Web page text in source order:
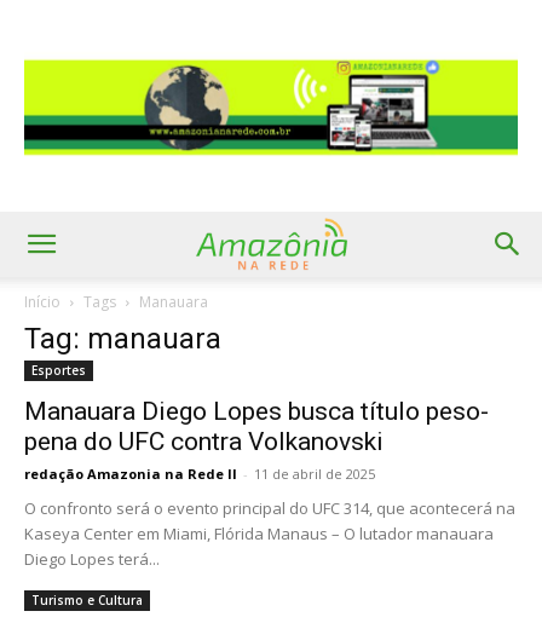
Início Tags Manauara
Tag: manauara
Esportes
Manauara Diego Lopes busca título peso-
pena do UFC contra Volkanovski
redação Amazonia na Rede II - 11 de abril de 2025
O confronto será o evento principal do UFC 314, que acontecerá na
Kaseya Center em Miami, Flórida Manaus – O lutador manauara
Diego Lopes terá...
Turismo e Cultura